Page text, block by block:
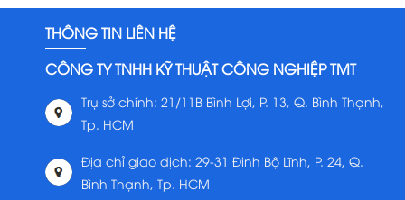
THÔNG TIN LIÊN HỆ
CÔNG TY TNHH KỸ THUẬT CÔNG NGHIỆP TMT
Trụ sở chính: 21/11B Bình Lợi, P. 13, Q. Bình Thạnh,
Tp. HCM
Địa chỉ giao dịch: 29-31 Đinh Bộ Lĩnh, P. 24, Q.
Bình Thạnh, Tp. HCM